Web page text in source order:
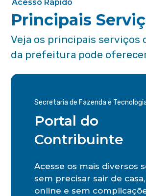
Acesso Rápido
Principais
Veja os principais serviços
da prefeitura pode
Secretaria de Fazenda e
Portal do
Contribuinte
Acesse os mais diversos
sem precisar sair de
online e sem